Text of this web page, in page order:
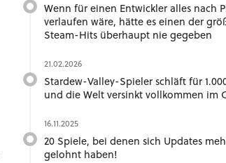
Wenn für einen Entwickler alles nach
verlaufen wäre, hätte es einen der
Steam-Hits überhaupt nie gegeben
21.02.2026
Stardew-Valley-Spieler schläft für
und die Welt versinkt vollkommen im
16.11.2025
20 Spiele, bei denen sich Updates
gelohnt haben!